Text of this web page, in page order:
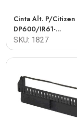
Cinta Alt. P/Citizen
DP600/IR61-
NCR2050/Hasar 615
SKU: 1827